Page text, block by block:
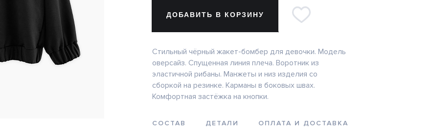
ДОБАВИТЬ В КОРЗИНУ
Стильный чёрный жакет-бомбер для девочки. Модель
оверсайз. Спущенная линия плеча. Воротник из
эластичной рибаны. Манжеты и низ изделия со
сборкой на резинке. Карманы в боковых швах.
Комфортная застёжка на кнопки.
СОСТАВ ДЕТАЛИ ОПЛАТА И ДОСТАВКА